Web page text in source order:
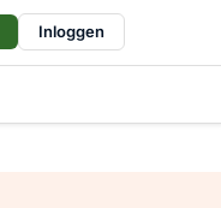
Inloggen